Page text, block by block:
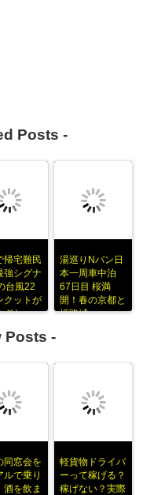
Posts -
帰宅難民
強シグナ
台風22
クットが
ぎた
湯巡りNバン日
本一周車中泊
67日目 桜満
開！春の京都と
姫路城
Posts -
同窓会を
ルで乗り
酒を飲ま
軽貨物ドライバ
ーって稼げる？
稼げない？実際